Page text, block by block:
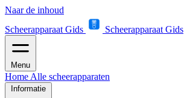
Naar de inhoud
Scheerapparaat Gids
Scheerapparaat Gids
Menu
Home Alle scheerapparaten
Informatie